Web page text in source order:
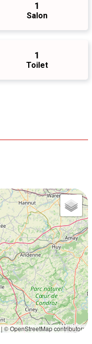
1
Salon
1
Toilet
| © OpenStreetMap contributors